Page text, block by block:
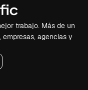
trabajo. Más de un
agencias y